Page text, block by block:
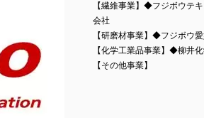
【繊維事業】◆フジボウテ
会社
【研磨材事業】◆フジボウ
【化学工業品事業】◆柳井
【その他事業】